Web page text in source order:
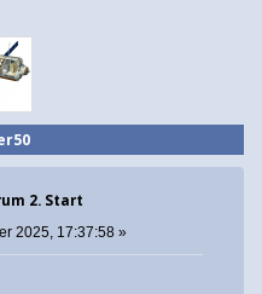
2. Start
2025, 17:37:58 »